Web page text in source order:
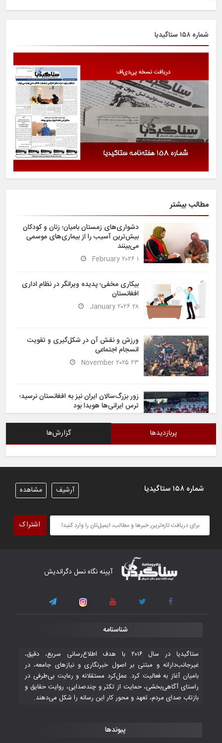
شماره ۱۵۸ ستاگیدیا
مطالب بیشتر
دشواری‌های زمستان بامیان؛ زنان و کودکان
بیش‌ترین آسیب را از بیماری‌های موسمی
می‌بینند
۱ February ۲۰۲۶
بیکاری مخفی؛ پدیده ویرانگر در نظام اداری
افغانستان
۲۸ January ۲۰۲۶
ورزش و نقش آن در شکل‌گیری و تقویت
انسجام اجتماعی
۲۳ November ۲۰۲۵
زور بزرگ‌سالان ایران نیز به افغانستان نرسید؛
ترس ایرانی‌ها هویدا بود
پیروزی قاطع در برابر تاجیکستان محکم
برداشت
کار دشوار تیم ملی فوتسال افغانستان در
گروه مرگ بازی‌های همبستگی کشورهای
اسلامی
تاریخی ایران
جوانان فوتسالیست کشور با گلباران تایلند به
فینال رفتند
۲۸ October ۲۰۲۵
با شکست چین، فوتسال‌بازان جوان
پربازدیدها گزارش‌ها
شماره ۱۵۸ ستاگیدیا مشاهده آرشیف
اشتراک
آیینه نگاه نسل دگراندیش
شناسنامه
ستاگیدیا در سال ۲۰۱۶ با هدف اطلاع‌رسانی سریع، دقیق،
غیرجانب‌دارانه و مبتنی بر اصول خبرنگاری و نیازهای جامعه، در
بامیان آغاز به فعالیت کرد. عمل‌کرد مستقلانه و رعایت بی‌طرفی در
راستای آگاهی‌بخشی، حمایت از تکثر و چندصدایی، روایت حقایق و
بازتاب صدای مردم، تعهد و محور کار این رسانه را شکل می‌دهند.
پیوندها